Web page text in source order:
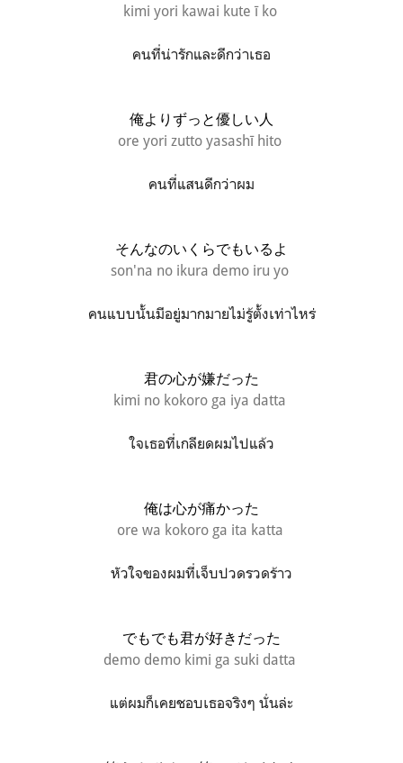
kimi yori kawai kute ī ko
คนที่น่ารักและดีกว่าเธอ
俺よりずっと優しい人
ore yori zutto yasashī hito
คนที่แสนดีกว่าผม
そんなのいくらでもいるよ
son'na no ikura demo iru yo
คนแบบนั้นมีอยู่มากมายไม่รู้ตั้งเท่าไหร่
君の心が嫌だった
kimi no kokoro ga iya datta
ใจเธอที่เกลียดผมไปแล้ว
俺は心が痛かった
ore wa kokoro ga ita katta
หัวใจของผมที่เจ็บปวดรวดร้าว
でもでも君が好きだった
demo demo kimi ga suki datta
แต่ผมก็เคยชอบเธอจริงๆ นั่นล่ะ